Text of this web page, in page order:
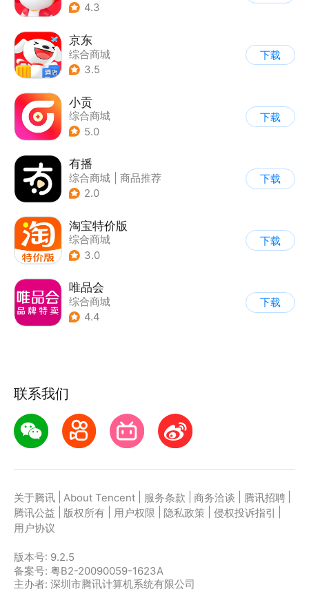
4.3
京东
综合商城
3.5
下载
小贡
综合商城
5.0
下载
有播
综合商城
商品推荐
2.0
下载
淘宝特价版
综合商城
3.0
下载
唯品会
综合商城
4.4
下载
联系我们
关于腾讯 About Tencent 服务条款 商务洽谈 腾讯招聘
腾讯公益
版权所有 用户权限 隐私政策 侵权投诉指引
用户协议
版本号: 9.2.5
备案号: 粤B2-20090059-1623A
主办者: 深圳市腾讯计算机系统有限公司